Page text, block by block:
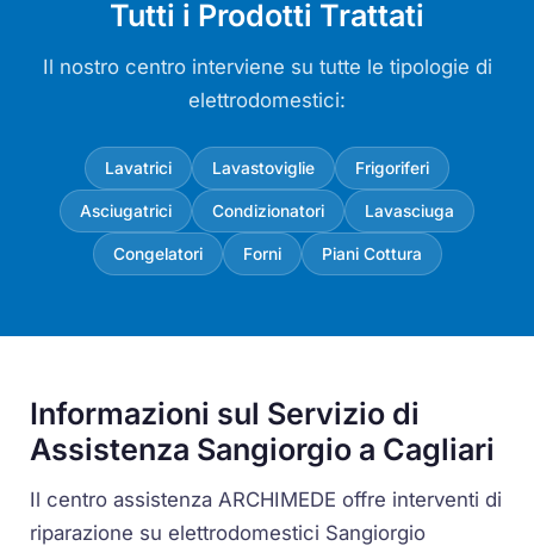
Tutti i Prodotti Trattati
Il nostro centro interviene su tutte le tipologie di
elettrodomestici:
Lavatrici Lavastoviglie Frigoriferi
Asciugatrici Condizionatori Lavasciuga
Congelatori Forni Piani Cottura
Informazioni sul Servizio di
Assistenza Sangiorgio a Cagliari
Il centro assistenza ARCHIMEDE offre interventi di
riparazione su elettrodomestici Sangiorgio